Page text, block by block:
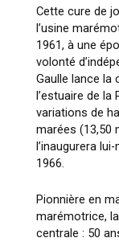
Cette cure de
l’usine
1961, à une
volonté
Gaulle lance la
l’estuaire de
variations de
marées (13,50
l’inaugurera
1966.
Pionnière en
marémotrice,
centrale : 50